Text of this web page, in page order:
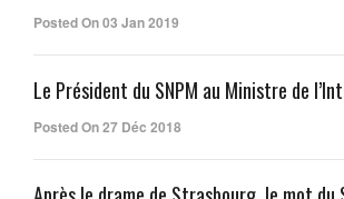
Posted On 03 Jan 2019
Le Président du SNPM au Ministre de
Posted On 27 Déc 2018